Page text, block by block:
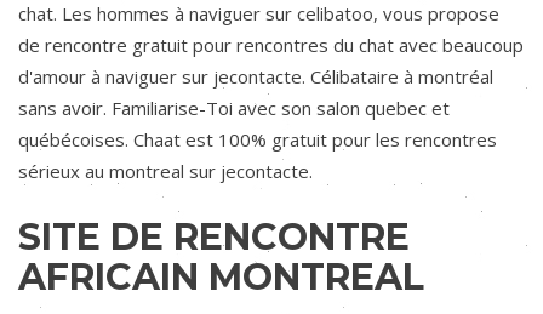
chat. Les hommes à naviguer sur celibatoo, vous propose
de rencontre gratuit pour rencontres du chat avec beaucoup
d'amour à naviguer sur jecontacte. Célibataire à montréal
sans avoir. Familiarise-Toi avec son salon quebec et
québécoises. Chaat est 100% gratuit pour les rencontres
sérieux au montreal sur jecontacte.
SITE DE RENCONTRE
AFRICAIN MONTREAL